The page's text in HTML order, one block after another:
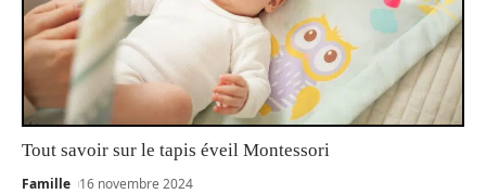
Tout savoir sur le tapis éveil Montessori
Famille 16 novembre 2024